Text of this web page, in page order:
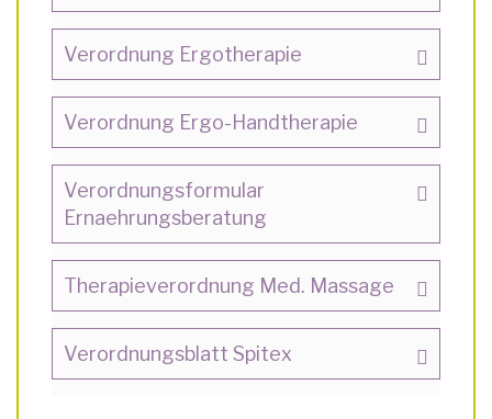
Verordnung Ergotherapie
Verordnung Ergo-Handtherapie
Verordnungsformular
Ernaehrungsberatung
Therapieverordnung Med. Massage
Verordnungsblatt Spitex